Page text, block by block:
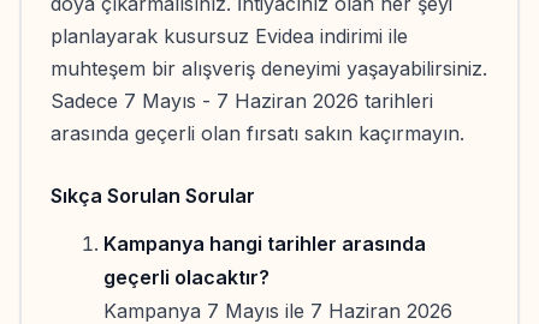
planlayarak kusursuz Evidea indirimi ile
muhteşem bir alışveriş deneyimi yaşayabilirsiniz.
Sadece 7 Mayıs - 7 Haziran 2026 tarihleri
arasında geçerli olan fırsatı sakın kaçırmayın.
Sıkça Sorulan Sorular
Kampanya hangi tarihler arasında
geçerli olacaktır?
Kampanya 7 Mayıs ile 7 Haziran 2026